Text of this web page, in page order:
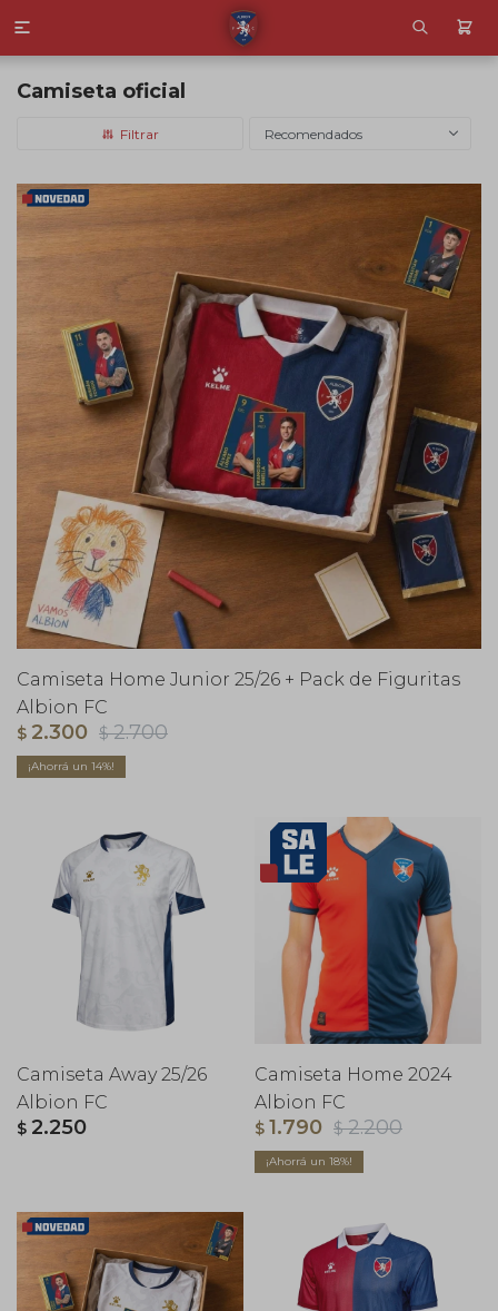

Camiseta oficial
Recomendados
Camiseta Home Junior 25/26 + Pack de Figuritas
Albion FC
$ 2.300 $ 2.700
14
Camiseta Away 25/26
Albion FC
$ 2.250
Camiseta Home 2024
Albion FC
$ 1.790 $ 2.200
18